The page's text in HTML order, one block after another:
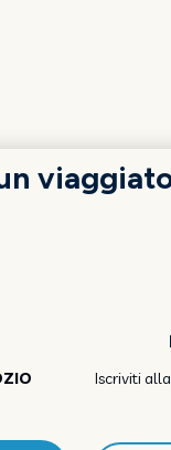
Iscriviti